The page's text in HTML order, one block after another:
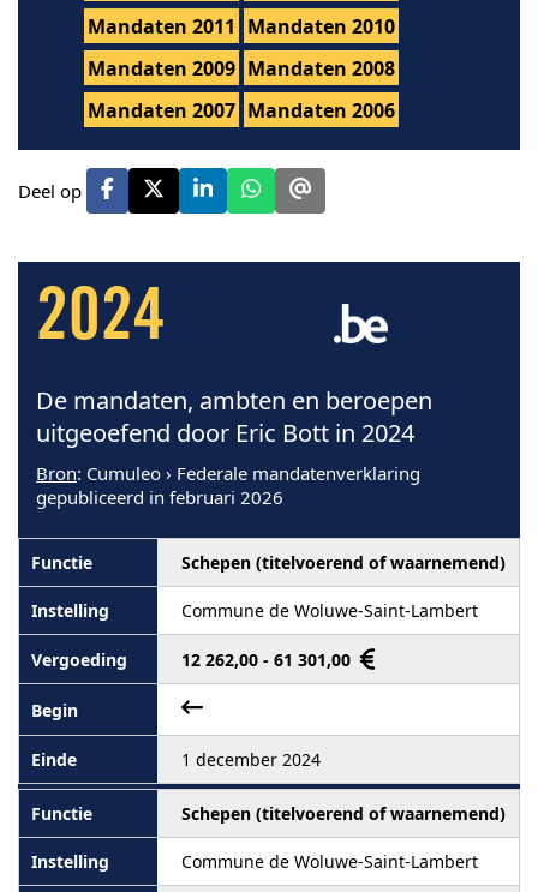
Mandaten 2011 Mandaten 2010
Mandaten 2009 Mandaten 2008
Mandaten 2007 Mandaten 2006
Deel op
2024
De mandaten, ambten en beroepen
uitgeoefend door Eric Bott in 2024
Bron: Cumuleo › Federale mandatenverklaring
gepubliceerd in februari 2026
Schepen (titelvoerend of waarnemend)
Commune de Woluwe-Saint-Lambert
12 262,00 - 61 301,00
1 december 2024
Schepen (titelvoerend of waarnemend)
Commune de Woluwe-Saint-Lambert